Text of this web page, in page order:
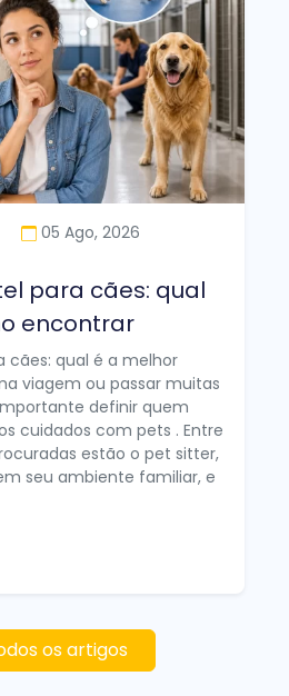
05 Ago, 2026
para cães: qual
encontrar
cães: qual é a melhor
viagem ou passar muitas
definir quem
cuidados com pets . Entre
estão o pet sitter,
seu ambiente familiar, e
os artigos